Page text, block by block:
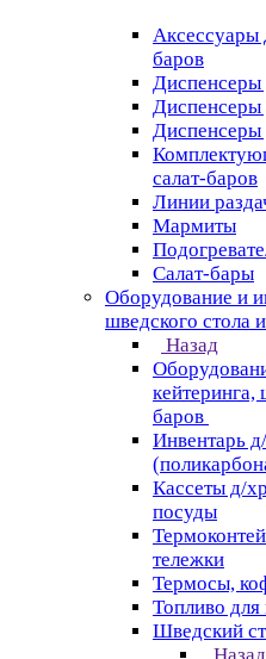
Аксессуары
баров
Диспенсеры
Диспенсеры
Диспенсеры
салат-баров
Линии
Мармиты
Салат-бары
Оборудование и
шведского стола
Назад
кейтеринга,
баров
Инвентарь
Кассеты д/
посуды
тележки
Термосы,
Топливо
Шведский